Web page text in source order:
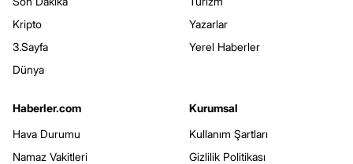
Kripto
3.Sayfa
Dünya
Yazarlar
Yerel Haberler
Haberler.com
Hava Durumu
Namaz Vakitleri
Kurumsal
Kullanım Şartları
Gizlilik Politikası